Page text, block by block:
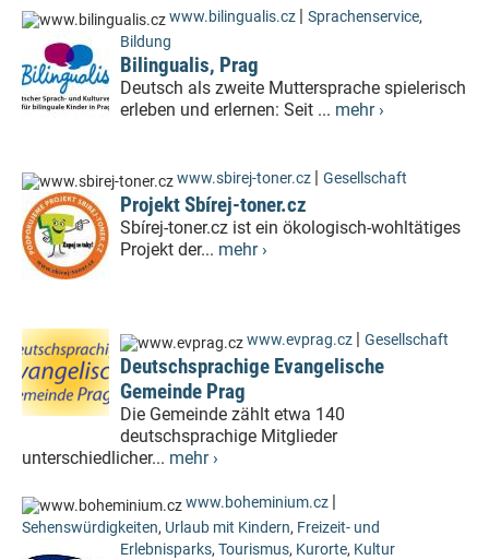
www.bilingualis.cz | Sprachenservice,
Bildung
Bilingualis, Prag
Deutsch als zweite Muttersprache spielerisch
erleben und erlernen: Seit ... mehr ›
www.sbirej-toner.cz | Gesellschaft
Projekt Sbírej-toner.cz
Sbírej-toner.cz ist ein ökologisch-wohltätiges
Projekt der... mehr ›
www.evprag.cz | Gesellschaft
Deutschsprachige Evangelische
Gemeinde Prag
Die Gemeinde zählt etwa 140
deutschsprachige Mitglieder
unterschiedlicher... mehr ›
www.boheminium.cz |
Sehenswürdigkeiten, Urlaub mit Kindern, Freizeit- und
Erlebnisparks, Tourismus, Kurorte, Kultur